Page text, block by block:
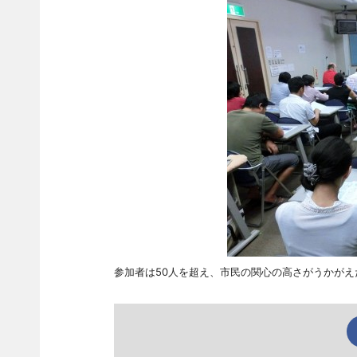
参加者は50人を超え、市民の関心の高さがうかがえ